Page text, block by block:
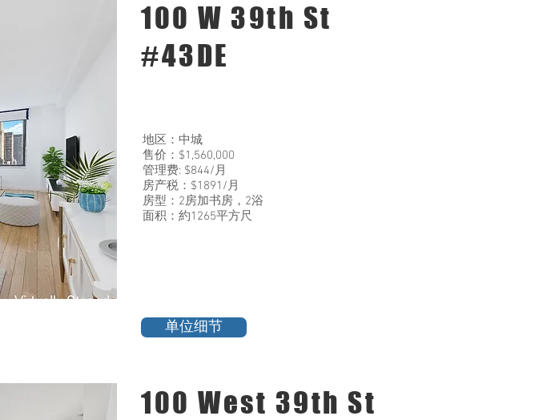
100 W 39th St
#43DE
地区：中城
售价：$1,560,000
管理费: $844/月
房产税：$1891/月
房型：2房加书房，2浴
面积：約1265平方尺
单位细节
100 West 39th St